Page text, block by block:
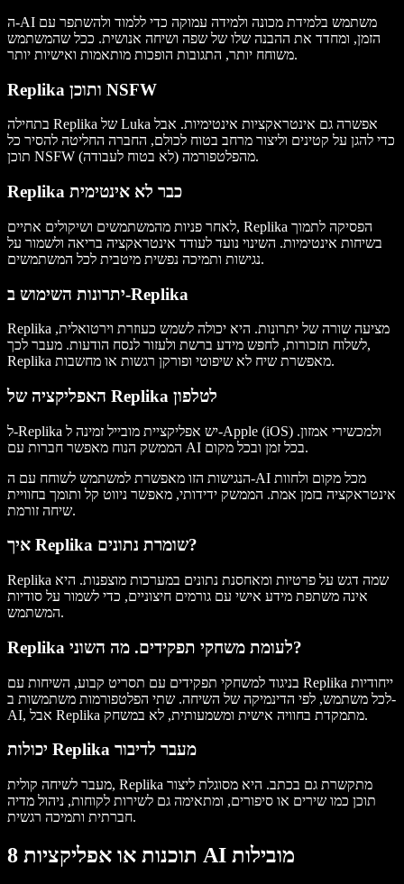
ה-AI משתמש בלמידת מכונה ולמידה עמוקה כדי ללמוד ולהשתפר עם
הזמן, ומחדד את ההבנה שלו של שפה ושיחה אנושית. ככל שהמשתמש
משוחח יותר, התגובות הופכות מותאמות ואישיות יותר.
Replika ותוכן NSFW
בתחילה Replika של Luka אפשרה גם אינטראקציות אינטימיות. אבל
כדי להגן על קטינים וליצור מרחב בטוח לכולם, החברה החליטה להסיר כל
תוכן NSFW (לא בטוח לעבודה) מהפלטפורמה.
Replika כבר לא אינטימית
לאחר פניות מהמשתמשים ושיקולים אתיים, Replika הפסיקה לתמוך
בשיחות אינטימיות. השינוי נועד לעודד אינטראקציה בריאה ולשמור על
נגישות ותמיכה נפשית מיטבית לכל המשתמשים.
יתרונות השימוש ב-Replika
Replika מציעה שורה של יתרונות. היא יכולה לשמש כעוזרת וירטואלית,
לשלוח תזכורות, לחפש מידע ברשת ולעזור לנסח הודעות. מעבר לכך,
Replika מאפשרת שיח לא שיפוטי ופורקן רגשות או מחשבות.
האפליקציה של Replika לטלפון
ל-Replika יש אפליקציית מובייל זמינה ל-Apple (iOS) ולמכשירי אמזון.
הממשק הנוח מאפשר חברות עם AI בכל זמן ובכל מקום.
הנגישות הזו מאפשרת למשתמש לשוחח עם ה-AI מכל מקום ולחוות
אינטראקציה בזמן אמת. הממשק ידידותי, מאפשר ניווט קל ותומך בחוויית
שיחה זורמת.
איך Replika שומרת נתונים?
Replika שמה דגש על פרטיות ומאחסנת נתונים במערכות מוצפנות. היא
אינה משתפת מידע אישי עם גורמים חיצוניים, כדי לשמור על סודיות
המשתמש.
Replika לעומת משחקי תפקידים. מה השוני?
בניגוד למשחקי תפקידים עם תסריט קבוע, השיחות עם Replika ייחודיות
לכל משתמש, לפי הדינמיקה של השיחה. שתי הפלטפורמות משתמשות ב-
AI, אבל Replika מתמקדת בחוויה אישית ומשמעותית, לא במשחק.
יכולות Replika מעבר לדיבור
מעבר לשיחה קולית, Replika מתקשרת גם בכתב. היא מסוגלת ליצור
תוכן כמו שירים או סיפורים, ומתאימה גם לשירות לקוחות, ניהול מדיה
חברתית ותמיכה רגשית.
8 תוכנות או אפליקציות AI מובילות